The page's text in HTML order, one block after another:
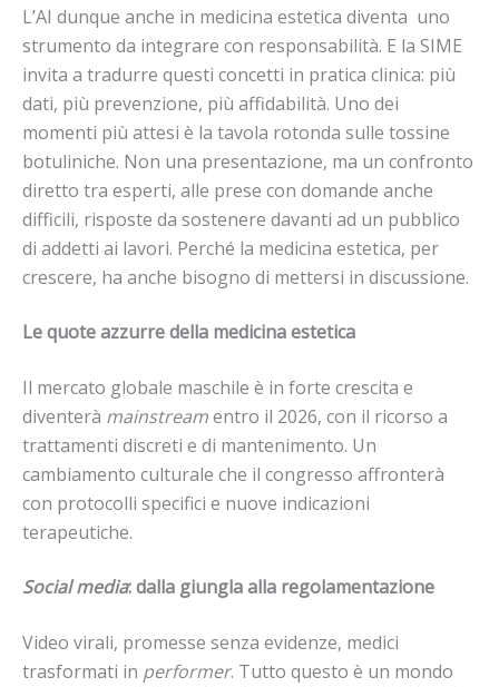
L’AI dunque anche in medicina estetica diventa uno
strumento da integrare con responsabilità. E la SIME
invita a tradurre questi concetti in pratica clinica: più
dati, più prevenzione, più affidabilità. Uno dei
momenti più attesi è la tavola rotonda sulle tossine
botuliniche. Non una presentazione, ma un confronto
diretto tra esperti, alle prese con domande anche
difficili, risposte da sostenere davanti ad un pubblico
di addetti ai lavori. Perché la medicina estetica, per
crescere, ha anche bisogno di mettersi in discussione.
Le quote azzurre della medicina estetica
Il mercato globale maschile è in forte crescita e
diventerà mainstreamentro il 2026, con il ricorso a
trattamenti discreti e di mantenimento. Un
cambiamento culturale che il congresso affronterà
con protocolli specifici e nuove indicazioni
terapeutiche.
Social media: dalla giungla alla regolamentazione
Video virali, promesse senza evidenze, medici
trasformati in performer. Tutto questo è un mondo